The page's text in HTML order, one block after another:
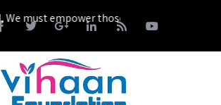
must empower those living on the margins